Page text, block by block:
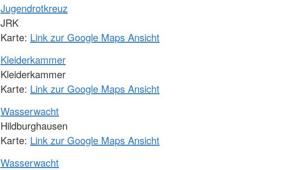
Jugendrotkreuz
JRK
Karte: Link zur Google Maps Ansicht
Kleiderkammer
Kleiderkammer
Karte: Link zur Google Maps Ansicht
Wasserwacht
Hildburghausen
Karte: Link zur Google Maps Ansicht
Wasserwacht